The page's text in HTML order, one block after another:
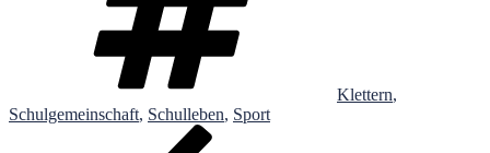
Klettern,
Schulgemeinschaft, Schulleben, Sport
Beitragsnavigation